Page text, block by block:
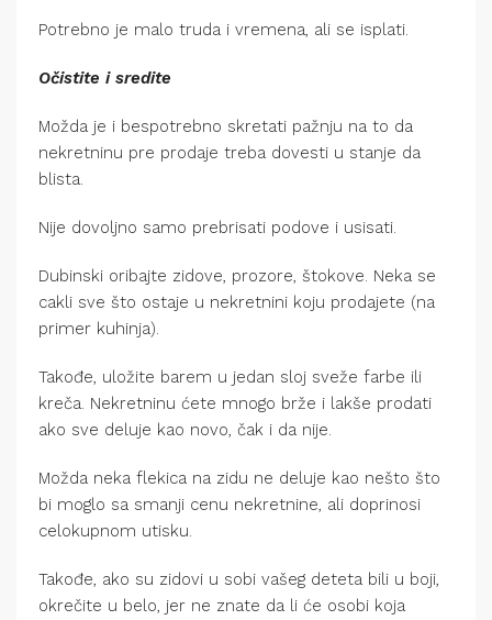
Potrebno je malo truda i vremena, ali se isplati.
Očistite i sredite
Možda je i bespotrebno skretati pažnju na to da
nekretninu pre prodaje treba dovesti u stanje da
blista.
Nije dovoljno samo prebrisati podove i usisati.
Dubinski oribajte zidove, prozore, štokove. Neka se
cakli sve što ostaje u nekretnini koju prodajete (na
primer kuhinja).
Takođe, uložite barem u jedan sloj sveže farbe ili
kreča. Nekretninu ćete mnogo brže i lakše prodati
ako sve deluje kao novo, čak i da nije.
Možda neka flekica na zidu ne deluje kao nešto što
bi moglo sa smanji cenu nekretnine, ali doprinosi
celokupnom utisku.
Takođe, ako su zidovi u sobi vašeg deteta bili u boji,
okrečite u belo, jer ne znate da li će osobi koja